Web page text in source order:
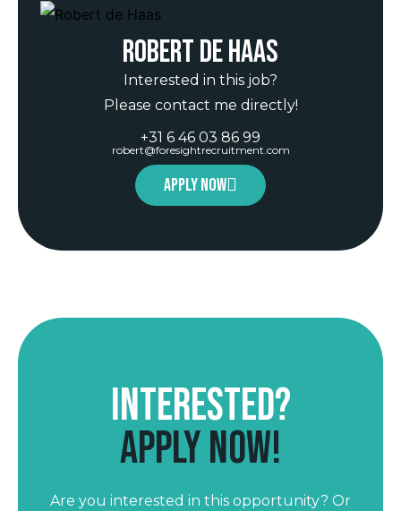
Robert de Haas
Interested in this job?
Please contact me directly!
+31 6 46 03 86 99
robert@foresightrecruitment.com
Apply now
Interested?
Apply now!
Are you interested in this opportunity? Or